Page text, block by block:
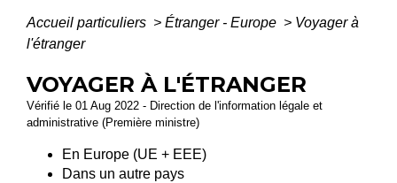
Accueil particuliers > Étranger - Europe > Voyager à
l'étranger
VOYAGER À L'ÉTRANGER
Vérifié le 01 Aug 2022 - Direction de l'information légale et
administrative (Première ministre)
En Europe (UE + EEE)
Dans un autre pays